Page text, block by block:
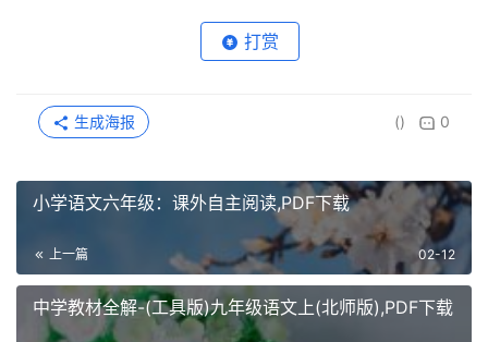
打赏
() 0
生成海报
小学语文六年级：课外自主阅读,PDF下载
上一篇 02-12
中学教材全解-(工具版)九年级语文上(北师版),PDF下载